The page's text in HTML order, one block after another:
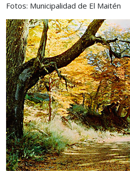
Fotos: Municipalidad de El Maitén